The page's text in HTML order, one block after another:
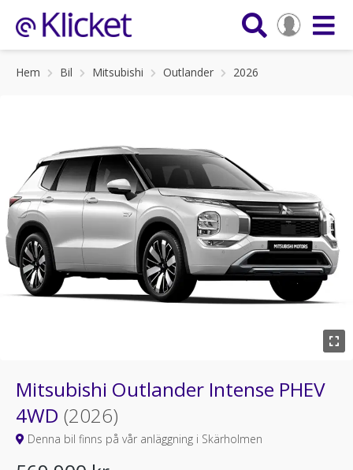
Hem Bil Mitsubishi Outlander 2026
Mitsubishi Outlander Intense PHEV
4WD (2026)
Denna bil finns på vår anläggning i Skärholmen